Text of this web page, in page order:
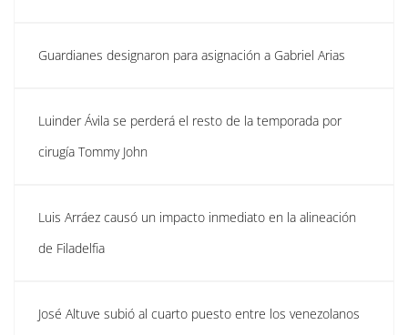
Guardianes designaron para asignación a Gabriel Arias
Luinder Ávila se perderá el resto de la temporada por
cirugía Tommy John
Luis Arráez causó un impacto inmediato en la alineación
de Filadelfia
José Altuve subió al cuarto puesto entre los venezolanos